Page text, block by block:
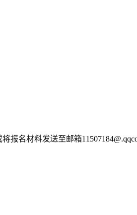
名材料发送至邮箱